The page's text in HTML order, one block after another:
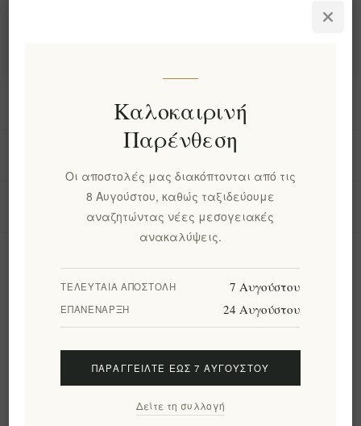
Πληροφορίες
Ο λογαριασμός μου
Εργαλεία σελίδας
Ακολουθήστε μας
Καλοκαιρινή
Παρένθεση
Οι αποστολές μας διακόπτονται από τις
8 Αυγούστου, καθώς ταξιδεύουμε
αναζητώντας νέες μεσογειακές
ανακαλύψεις.
ΤΕΛΕΥΤΑΊΑ ΑΠΟΣΤΟΛΉ 7 Αυγούστου
ΕΠΑΝΈΝΑΡΞΗ 24 Αυγούστου
ΠΑΡΑΓΓΕΊΛΤΕ ΈΩΣ 7 ΑΥΓΟΎΣΤΟΥ
Δείτε τη συλλογή